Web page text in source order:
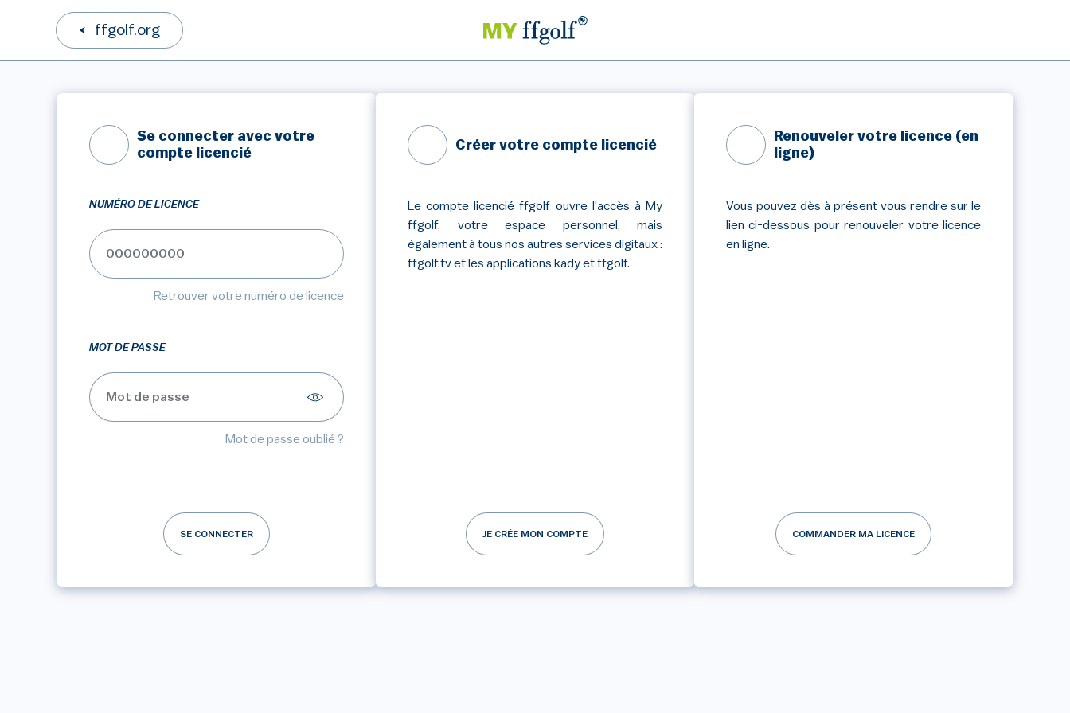
ffgolf.org
Se connecter avec votre
compte licencié
NUMÉRO DE LICENCE
Retrouver votre numéro de licence
MOT DE PASSE
Mot de passe oublié ?
SE CONNECTER
Créer votre compte licencié
Le compte licencié ffgolf ouvre l'accès à My
ffgolf, votre espace personnel, mais
également à tous nos autres services digitaux :
ffgolf.tv et les applications kady et ffgolf.
JE CRÉE MON COMPTE
Renouveler votre licence (en
ligne)
Vous pouvez dès à présent vous rendre sur le
lien ci-dessous pour renouveler votre licence
en ligne.
COMMANDER MA LICENCE